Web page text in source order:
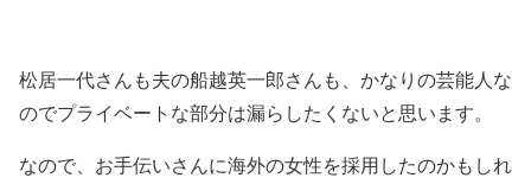
松居一代さんも夫の船越英一郎さんも、かなりの芸能人な
のでプライベートな部分は漏らしたくないと思います。
なので、お手伝いさんに海外の女性を採用したのかもしれ